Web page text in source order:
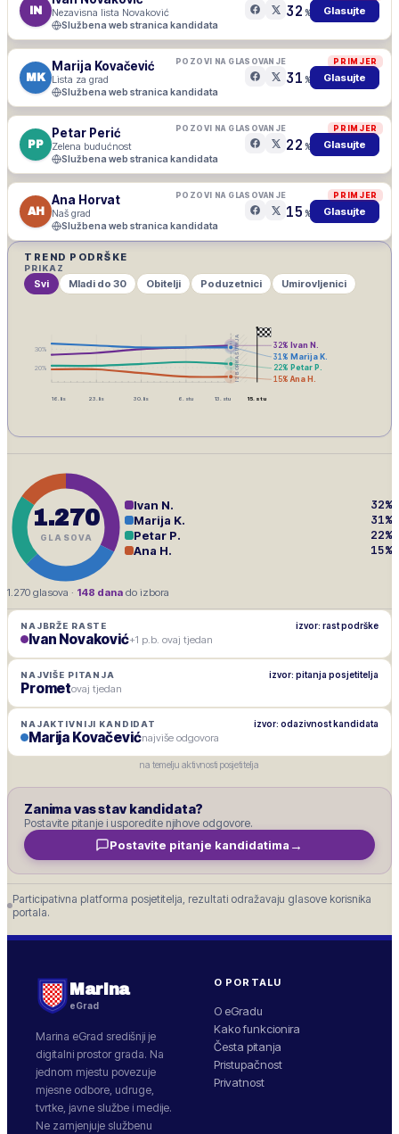
IN Nezavisna lista Novaković
Službena web stranica kandidata
32 % Glasujte
PRIMJER
MK
Marija Kovačević
Lista za grad
POZOVI NA GLASOVANJE
Službena web stranica kandidata
31 % Glasujte
PRIMJER
PP
Petar Perić
Zelena budućnost
POZOVI NA GLASOVANJE
Službena web stranica kandidata
22 % Glasujte
PRIMJER
AH
Ana Horvat
Naš grad
POZOVI NA GLASOVANJE
Službena web stranica kandidata
15 % Glasujte
TREND PODRŠKE
PRIKAZ
Svi Mladi do 30 Obitelji Poduzetnici Umirovljenici
IZBORNA ŠUTNJA
20%
30% 32% Ivan N.
31% Marija K.
22% Petar P.
15% Ana H.
16. lis 23. lis 30. lis 6. stu 13. stu 15. stu
1.270
GLASOVA
Ivan N. 32%
Marija K. 31%
Petar P. 22%
Ana H. 15%
1.270 glasova · 148 dana do izbora
NAJBRŽE RASTE izvor: rast podrške
Ivan Novaković+1 p.b. ovaj tjedan
NAJVIŠE PITANJA izvor: pitanja posjetitelja
Prometovaj tjedan
NAJAKTIVNIJI KANDIDAT izvor: odazivnost kandidata
Marija Kovačevićnajviše odgovora
na temelju aktivnosti posjetitelja
Zanima vas stav kandidata?
Postavite pitanje i usporedite njihove odgovore.
Postavite pitanje kandidatima →
Participativna platforma posjetitelja, rezultati odražavaju glasove korisnika
portala.
Marina
eGrad
Marina eGrad središnji je
digitalni prostor grada. Na
jednom mjestu povezuje
mjesne odbore, udruge,
tvrtke, javne službe i medije.
Ne zamjenjuje službenu
O PORTALU
O eGradu
Kako funkcionira
Česta pitanja
Pristupačnost
Privatnost